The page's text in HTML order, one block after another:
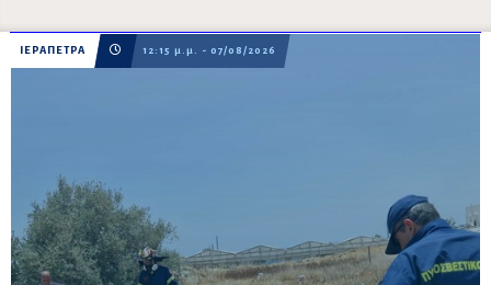
ΙΕΡΑΠΕΤΡΑ 12:15 μ.μ. - 07/08/2026